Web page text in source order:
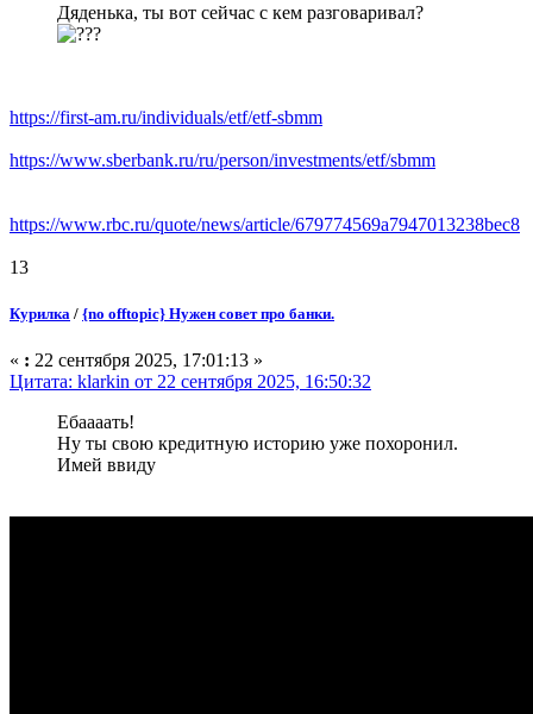
Дяденька, ты вот сейчас с кем разговаривал?
https://first-am.ru/individuals/etf/etf-sbmm
https://www.sberbank.ru/ru/person/investments/etf/sbmm
https://www.rbc.ru/quote/news/article/679774569a7947013238bec8
13
Курилка / {no offtopic} Нужен совет про банки.
« : 22 сентября 2025, 17:01:13 »
Цитата: klarkin от 22 сентября 2025, 16:50:32
Ебаааать!
Ну ты свою кредитную историю уже похоронил.
Имей ввиду